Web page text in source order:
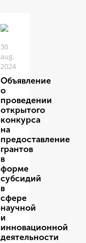
30
aug.
2024
Объявление
о
проведении
открытого
конкурса
на
предоставление
грантов
в
форме
субсидий
в
сфере
научной
и
инновационной
деятельности